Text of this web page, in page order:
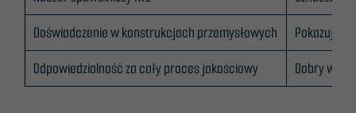
Doświadczenie w konstrukcjach przemysłowych
Pokazuje,
Odpowiedzialność za cały proces jakościowy
Dobry